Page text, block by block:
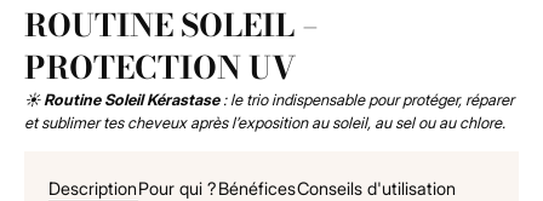
ROUTINE SOLEIL –
PROTECTION UV
☀️Routine Soleil Kérastase: le trio indispensable pour protéger, réparer
et sublimer tes cheveux après l’exposition au soleil, au sel ou au chlore.
DescriptionPour qui ?BénéficesConseils d'utilisation